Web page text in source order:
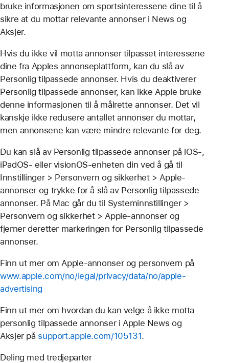
bruke informasjonen om sportsinteressene dine til å
sikre at du mottar relevante annonser i News og
Aksjer.
Hvis du ikke vil motta annonser tilpasset interessene
dine fra Apples annonseplattform, kan du slå av
Personlig tilpassede annonser. Hvis du deaktiverer
Personlig tilpassede annonser, kan ikke Apple bruke
denne informasjonen til å målrette annonser. Det vil
kanskje ikke redusere antallet annonser du mottar,
men annonsene kan være mindre relevante for deg.
Du kan slå av Personlig tilpassede annonser på iOS-,
iPadOS- eller visionOS-enheten din ved å gå til
Innstillinger > Personvern og sikkerhet > Apple-
annonser og trykke for å slå av Personlig tilpassede
annonser. På Mac går du til Systeminnstillinger >
Personvern og sikkerhet > Apple‑annonser og
fjerner deretter markeringen for Personlig tilpassede
annonser.
Finn ut mer om Apple-annonser og personvern på
www.apple.com/no/legal/privacy/data/no/apple-
advertising
Finn ut mer om hvordan du kan velge å ikke motta
personlig tilpassede annonser i Apple News og
Aksjer på support.apple.com/105131.
Deling med tredjeparter